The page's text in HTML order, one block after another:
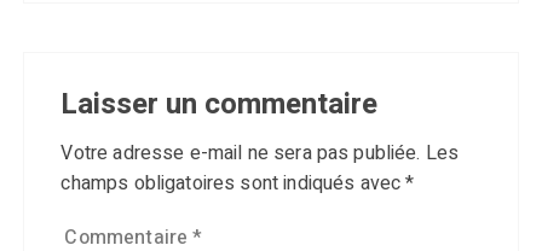
Laisser un commentaire
Votre adresse e-mail ne sera pas publiée. Les
champs obligatoires sont indiqués avec*
Commentaire*